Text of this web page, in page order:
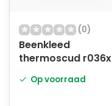
(0)
Beenkleed
thermoscud r036x
Op voorraad